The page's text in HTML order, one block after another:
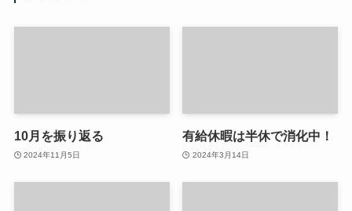
10月を振り返る
2024年11月5日
有給休暇は半休で消化中！
2024年3月14日